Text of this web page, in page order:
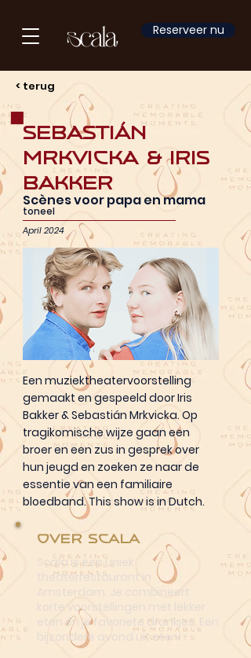
Reserveer nu
< terug
Sebastián
Mrkvicka & Iris
Bakker
Scènes voor papa en mama
toneel
April 2024
Een muziektheatervoorstelling
gemaakt en gespeeld door Iris
Bakker & Sebastián Mrkvicka. Op
tragikomische wijze gaan een
broer en een zus in gesprek over
hun jeugd en zoeken ze naar de
essentie van een familiaire
bloedband. This show is in Dutch.
Over Scala
Scala is een uniek
theaterrestaurant in
Amsterdam. Je combineert
korte voorstellingen met lekker
eten én je favoriete drankjes. Een
bijzondere avond uit eten!